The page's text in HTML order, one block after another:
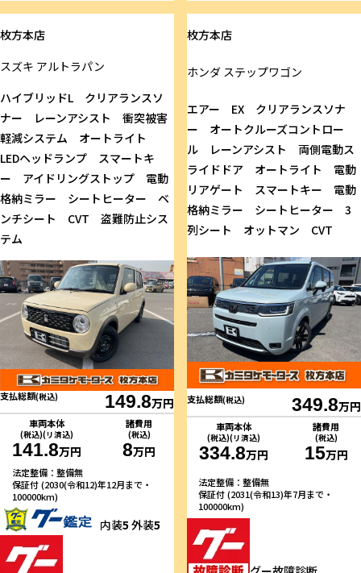
枚方本店
スズキ アルトラパン
ハイブリッドL クリアランスソ
ナー レーンアシスト 衝突被害
軽減システム オートライト
LEDヘッドランプ スマートキ
ー アイドリングストップ 電動
格納ミラー シートヒーター ベ
ンチシート CVT 盗難防止シス
テム
支払総額(税込) 149.8万円
車両本体
(税込)(リ済込)
141.8万円
諸費用
(税込)
8万円
法定整備：整備無
保証付 (2030(令和12)年12月まで・
100000km)
内装5 外装5
枚方本店
ホンダステップワゴン
エアー EX クリアランスソナ
ー オートクルーズコントロー
ル レーンアシスト 両側電動ス
ライドドア オートライト 電動
リアゲート スマートキー 電動
格納ミラー シートヒーター 3
列シート オットマン CVT
支払総額(税込) 349.8万円
車両本体
(税込)(リ済込)
334.8万円
諸費用
(税込)
15万円
法定整備：整備無
保証付 (2031(令和13)年7月まで・
100000km)